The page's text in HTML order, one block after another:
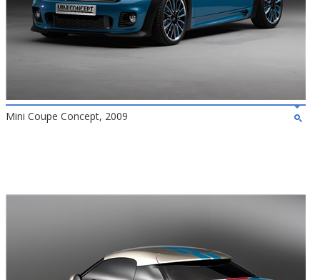
Mini Coupe Concept, 2009